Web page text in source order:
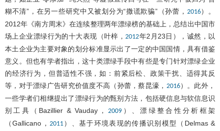
糊不清”，在另一些研究中又被划分为“撒谎欺骗”（孙蕾， 2016）。
2012年《南方周末》在连续整理两年漂绿榜的基础上，总结出中国市
场上企业漂绿行为的十大表现（叶梓， 2012年2月23日），诚然，以
本土企业为主要对象的划分标准显示出了一定的中国国情，具有借鉴
意义。但也有学者指出，这十类漂绿手段中有些是专门针对漂绿企业
的经济行为，但普适性不强，如：前紧后松、政策干扰、适得其反
等，对于漂绿广告研究价值度不高（孙蕾，蔡昆濠， 2016）。此外，
一些学者们相继提出了漂绿行为的甄别方法，包括硬信息与软信息识
别工具（Bazillier & Vauday， 2009）、漂绿整合性分析框架
（Gallicano， 2011 ）、基于环境表现的传播识别模型（Delmas &